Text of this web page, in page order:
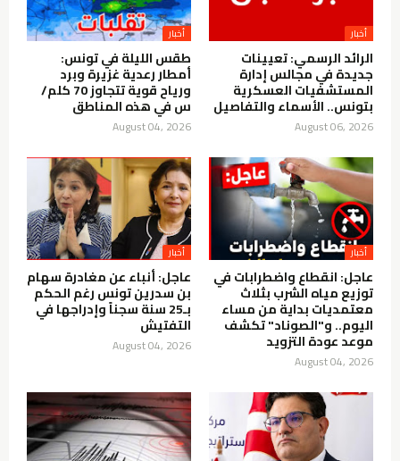
أخبار
الرائد الرسمي: تعيينات
جديدة في مجالس إدارة
المستشفيات العسكرية
بتونس.. الأسماء والتفاصيل
August 06, 2026
أخبار
طقس الليلة في تونس:
أمطار رعدية غزيرة وبرد
ورياح قوية تتجاوز 70 كلم/
س في هذه المناطق
August 04, 2026
أخبار
عاجل: انقطاع واضطرابات في
توزيع مياه الشرب بثلاث
معتمديات بداية من مساء
اليوم.. و"الصوناد" تكشف
موعد عودة التزويد
August 04, 2026
أخبار
عاجل: أنباء عن مغادرة سهام
بن سدرين تونس رغم الحكم
بـ25 سنة سجناً وإدراجها في
التفتيش
August 04, 2026